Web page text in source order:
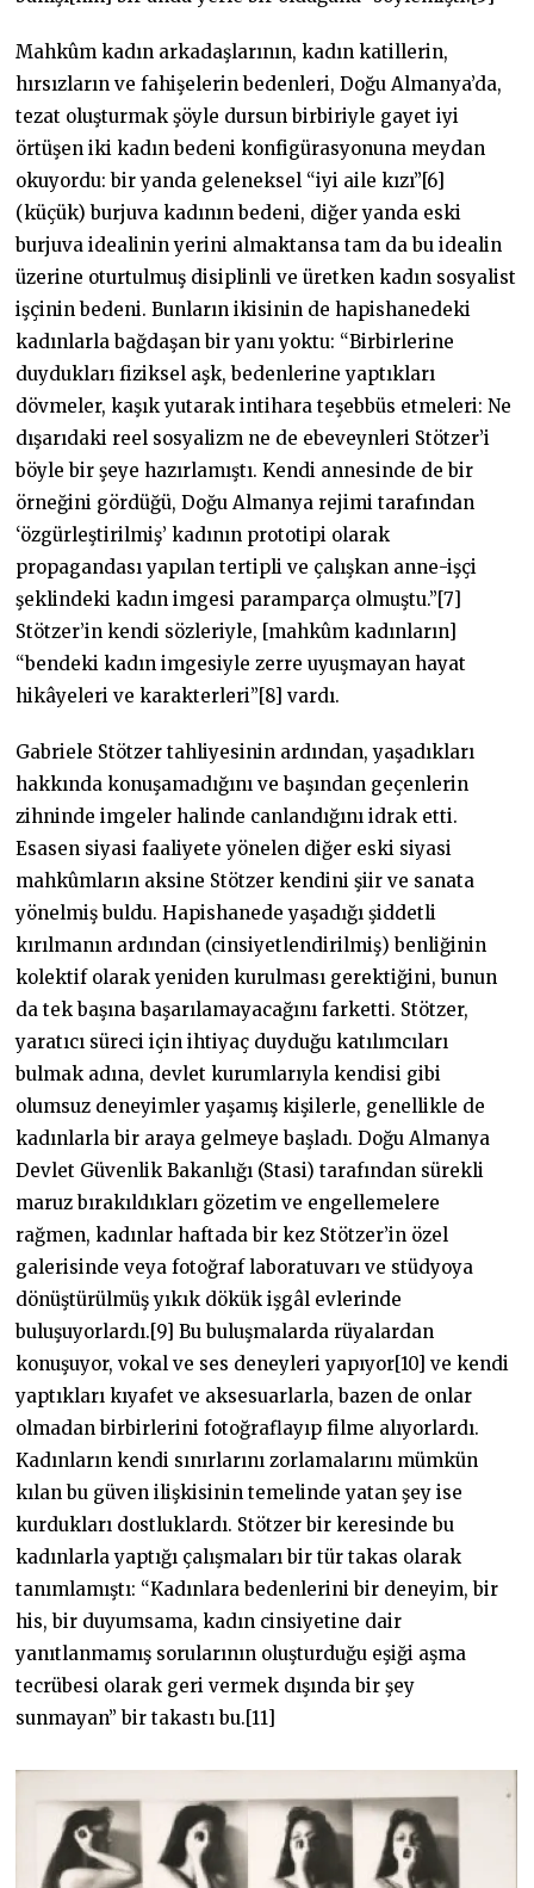
Mahkûm kadın arkadaşlarının, kadın katillerin,
hırsızların ve fahişelerin bedenleri, Doğu Almanya’da,
tezat oluşturmak şöyle dursun birbiriyle gayet iyi
örtüşen iki kadın bedeni konfigürasyonuna meydan
okuyordu: bir yanda geleneksel “iyi aile kızı”[6]
(küçük) burjuva kadının bedeni, diğer yanda eski
burjuva idealinin yerini almaktansa tam da bu idealin
üzerine oturtulmuş disiplinli ve üretken kadın sosyalist
işçinin bedeni. Bunların ikisinin de hapishanedeki
kadınlarla bağdaşan bir yanı yoktu: “Birbirlerine
duydukları fiziksel aşk, bedenlerine yaptıkları
dövmeler, kaşık yutarak intihara teşebbüs etmeleri: Ne
dışarıdaki reel sosyalizm ne de ebeveynleri Stötzer’i
böyle bir şeye hazırlamıştı. Kendi annesinde de bir
örneğini gördüğü, Doğu Almanya rejimi tarafından
‘özgürleştirilmiş’ kadının prototipi olarak
propagandası yapılan tertipli ve çalışkan anne-işçi
şeklindeki kadın imgesi paramparça olmuştu.”[7]
Stötzer’in kendi sözleriyle, [mahkûm kadınların]
“bendeki kadın imgesiyle zerre uyuşmayan hayat
hikâyeleri ve karakterleri”[8] vardı.
Gabriele Stötzer tahliyesinin ardından, yaşadıkları
hakkında konuşamadığını ve başından geçenlerin
zihninde imgeler halinde canlandığını idrak etti.
Esasen siyasi faaliyete yönelen diğer eski siyasi
mahkûmların aksine Stötzer kendini şiir ve sanata
yönelmiş buldu. Hapishanede yaşadığı şiddetli
kırılmanın ardından (cinsiyetlendirilmiş) benliğinin
kolektif olarak yeniden kurulması gerektiğini, bunun
da tek başına başarılamayacağını farketti. Stötzer,
yaratıcı süreci için ihtiyaç duyduğu katılımcıları
bulmak adına, devlet kurumlarıyla kendisi gibi
olumsuz deneyimler yaşamış kişilerle, genellikle de
kadınlarla bir araya gelmeye başladı. Doğu Almanya
Devlet Güvenlik Bakanlığı (Stasi) tarafından sürekli
maruz bırakıldıkları gözetim ve engellemelere
rağmen, kadınlar haftada bir kez Stötzer’in özel
galerisinde veya fotoğraf laboratuvarı ve stüdyoya
dönüştürülmüş yıkık dökük işgâl evlerinde
buluşuyorlardı.[9] Bu buluşmalarda rüyalardan
konuşuyor, vokal ve ses deneyleri yapıyor[10] ve kendi
yaptıkları kıyafet ve aksesuarlarla, bazen de onlar
olmadan birbirlerini fotoğraflayıp filme alıyorlardı.
Kadınların kendi sınırlarını zorlamalarını mümkün
kılan bu güven ilişkisinin temelinde yatan şey ise
kurdukları dostluklardı. Stötzer bir keresinde bu
kadınlarla yaptığı çalışmaları bir tür takas olarak
tanımlamıştı: “Kadınlara bedenlerini bir deneyim, bir
his, bir duyumsama, kadın cinsiyetine dair
yanıtlanmamış sorularının oluşturduğu eşiği aşma
tecrübesi olarak geri vermek dışında bir şey
sunmayan” bir takastı bu.[11]